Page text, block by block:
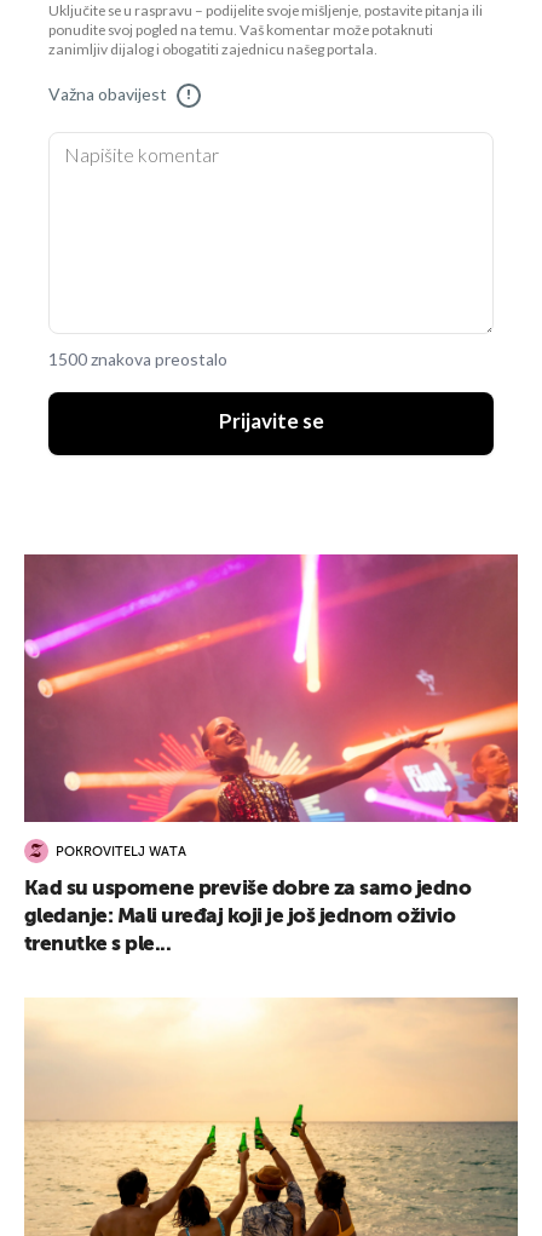
Uključite se u raspravu – podijelite svoje mišljenje, postavite pitanja ili
ponudite svoj pogled na temu. Vaš komentar može potaknuti
zanimljiv dijalog i obogatiti zajednicu našeg portala.
Važna obavijest !
1500 znakova preostalo
Prijavite se
POKROVITELJ WATA
Kad su uspomene previše dobre za samo jedno
gledanje: Mali uređaj koji je još jednom oživio
trenutke s ple...